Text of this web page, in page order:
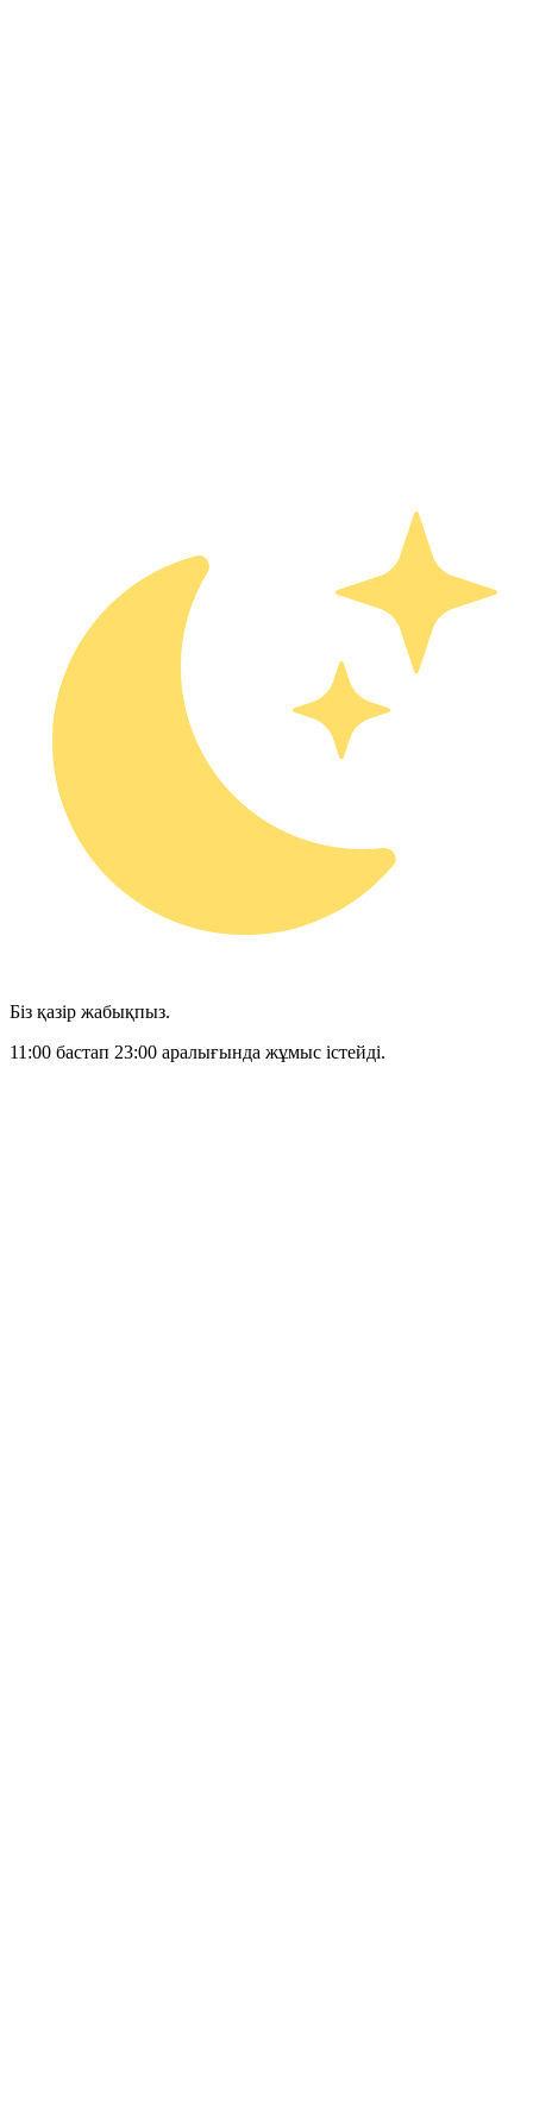
Біз қазір жабықпыз.
11:00 бастап 23:00 аралығында жұмыс істейді.